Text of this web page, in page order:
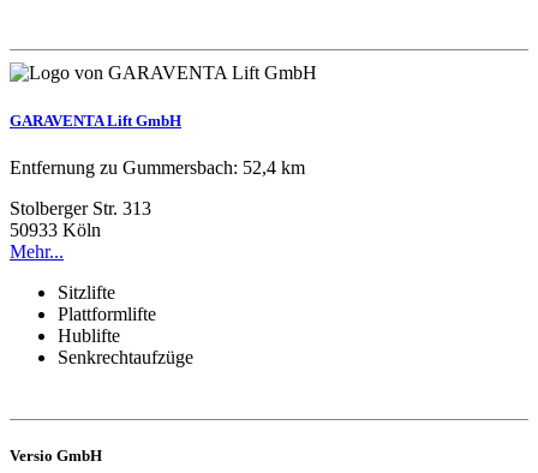
GARAVENTA Lift GmbH
Entfernung zu Gummersbach: 52,4 km
Stolberger Str. 313
50933 Köln
Mehr...
Sitzlifte
Plattformlifte
Hublifte
Senkrechtaufzüge
Versio GmbH